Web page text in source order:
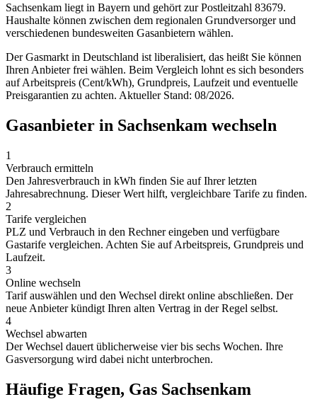
Sachsenkam liegt in Bayern und gehört zur Postleitzahl 83679.
Haushalte können zwischen dem regionalen Grundversorger und
verschiedenen bundesweiten Gasanbietern wählen.
Der Gasmarkt in Deutschland ist liberalisiert, das heißt Sie können
Ihren Anbieter frei wählen. Beim Vergleich lohnt es sich besonders
auf Arbeitspreis (Cent/kWh), Grundpreis, Laufzeit und eventuelle
Preisgarantien zu achten. Aktueller Stand: 08/2026.
Gasanbieter in Sachsenkam wechseln
1
Verbrauch ermitteln
Den Jahresverbrauch in kWh finden Sie auf Ihrer letzten
Jahresabrechnung. Dieser Wert hilft, vergleichbare Tarife zu finden.
2
Tarife vergleichen
PLZ und Verbrauch in den Rechner eingeben und verfügbare
Gastarife vergleichen. Achten Sie auf Arbeitspreis, Grundpreis und
Laufzeit.
3
Online wechseln
Tarif auswählen und den Wechsel direkt online abschließen. Der
neue Anbieter kündigt Ihren alten Vertrag in der Regel selbst.
4
Wechsel abwarten
Der Wechsel dauert üblicherweise vier bis sechs Wochen. Ihre
Gasversorgung wird dabei nicht unterbrochen.
Häufige Fragen, Gas Sachsenkam